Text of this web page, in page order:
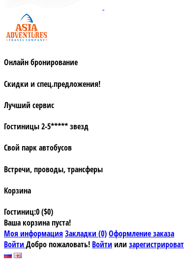
Онлайн бронирование
Скидки и спец.предложения!
Лучший сервис
Гостиницы 2-5***** звезд
Свой парк автобусов
Встречи, проводы, трансферы
Корзина
Гостиниц:0 ($0)
Ваша корзина пуста!
Моя информация Закладки (0)Оформление заказа
Войти Добро пожаловать! Войти или